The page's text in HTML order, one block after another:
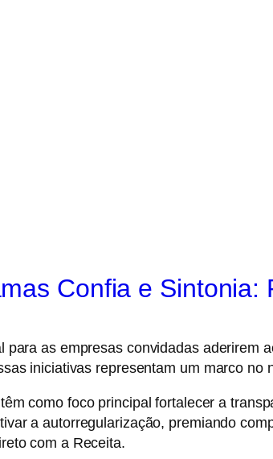
Confia e Sintonia:
para as empresas convidadas aderirem
iniciativas representam um marco no
como foco principal fortalecer a
aautorregularização, premiando
com a Receita.